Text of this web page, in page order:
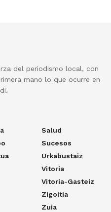
del periodismo local, con
mano lo que ocurre en
Salud
Sucesos
Urkabustaiz
Vitoria
Vitoria-Gasteiz
Zigoitia
Zuia